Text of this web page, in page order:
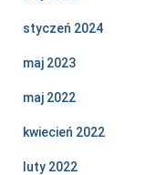
styczeń 2024
maj 2023
maj 2022
kwiecień 2022
luty 2022